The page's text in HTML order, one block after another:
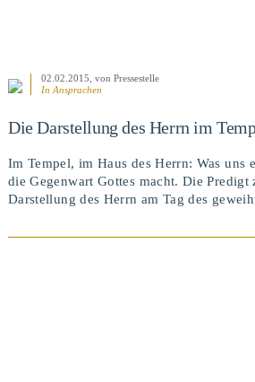
02.02.2015, von Pressestelle
InAnsprachen
Die Darstellung des Herrn im
Im Tempel, im Haus des Herrn: Was uns
die Gegenwart Gottes macht. Die Predigt
Darstellung des Herrn am Tag des